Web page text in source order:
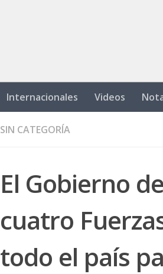
Internacionales Videos
SIN CATEGORÍA
El Gobierno
cuatro
todo el país